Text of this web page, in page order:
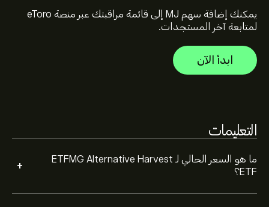
يمكنك إضافة سهم MJ إلى قائمة مراقبتك عبر منصة eToro
لمتابعة آخر المستجدات.
ابدأ الآن
التعليمات
ما هو السعر الحالي لـ ETFMG Alternative Harvest
ETF؟
+
بين -0.64‎$‎ خلال السنة الماضية.